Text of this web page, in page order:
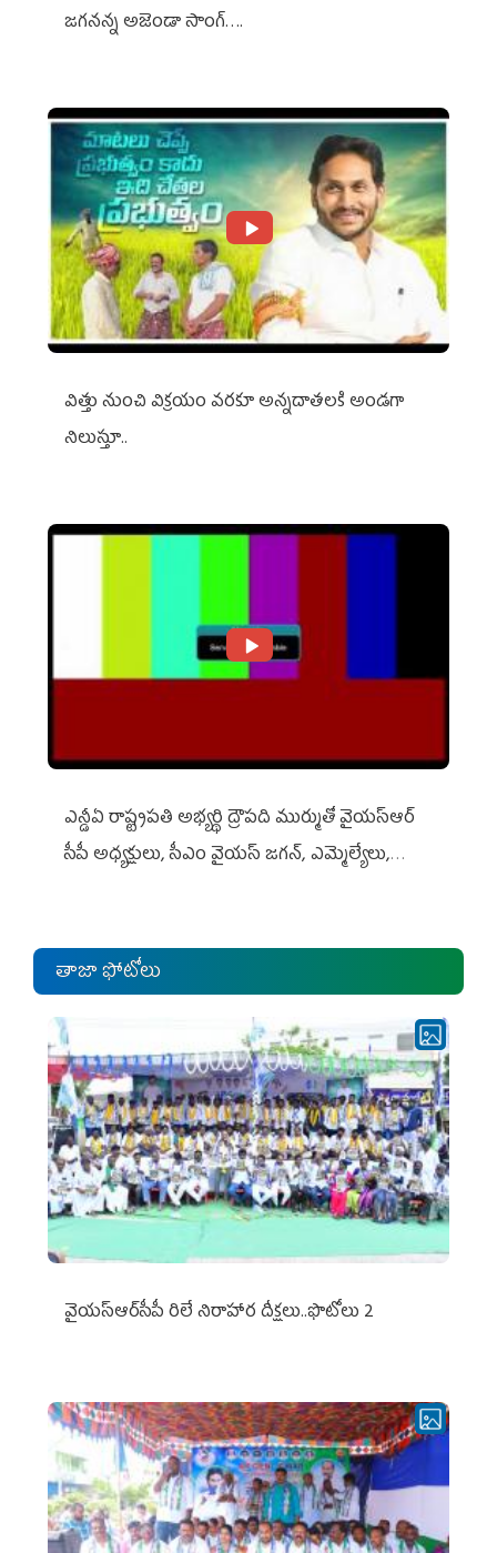
జగనన్న అజెండా సాంగ్….
విత్తు నుంచి విక్రయం వరకూ అన్నదాతలకి అండగా
నిలుస్తూ..
ఎన్డీఏ రాష్ట్ర‌ప‌తి అభ్య‌ర్థి ద్రౌప‌ది ముర్ముతో వైయ‌స్ఆర్
సీపీ అధ్య‌క్షులు, సీఎం వైయ‌స్ జ‌గ‌న్, ఎమ్మెల్యేలు,
తాజా ఫోటోలు
వైయ‌స్ఆర్‌సీపీ రిలే నిరాహార దీక్షలు..ఫొటోలు 2